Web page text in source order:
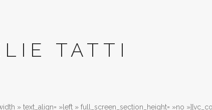
TATTI
» text_align= »left » full_screen_section_height= »no